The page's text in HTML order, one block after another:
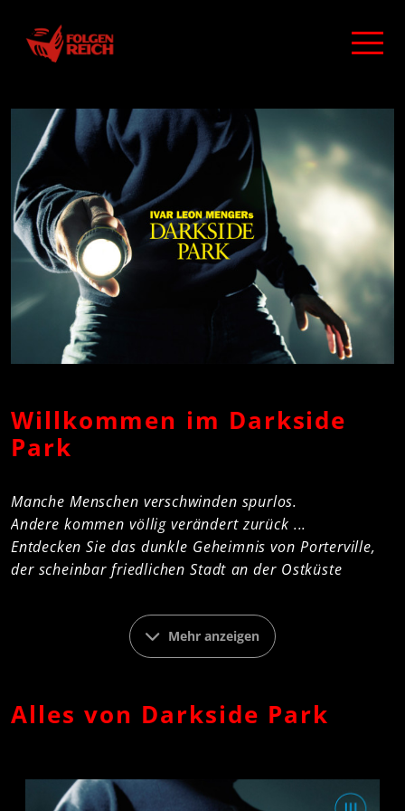
Willkommen im Darkside
Park
Manche Menschen verschwinden spurlos.
Andere kommen völlig verändert zurück ...
Entdecken Sie das dunkle Geheimnis von Porterville,
der scheinbar friedlichen Stadt an der Ostküste
Darkside Park ist eine abgeschlossene Thriller-
Serie in 18 Folgen (3 Staffeln), jeweils aus der
Hörbuchstaffel besteht aus sechs Folgen und
wurde als und wurde als MP3-CD–Box sowie
Mehr anzeigen
Alles von Darkside Park